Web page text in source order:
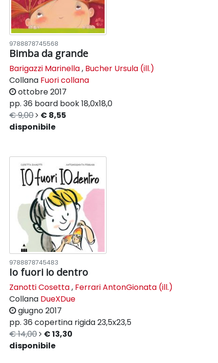
9788878745568
Bimba da grande
Barigazzi Marinella, Bucher Ursula (ill.)
Collana Fuori collana
ottobre 2017
pp. 36 board book18,0x18,0
€ 9,00
€ 8,55
disponibile
9788878745483
Io fuori io dentro
Zanotti Cosetta, Ferrari AntonGionata (ill.)
Collana DueXDue
giugno 2017
pp. 36 copertina rigida23,5x23,5
€ 14,00
€ 13,30
disponibile